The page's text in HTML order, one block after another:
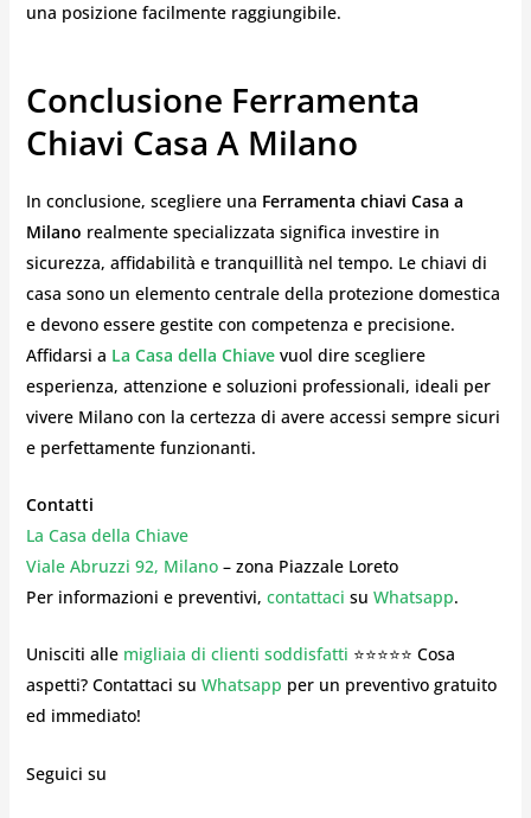
una posizione facilmente raggiungibile.
Conclusione Ferramenta
Chiavi Casa A Milano
In conclusione, scegliere una Ferramenta chiavi Casa a
Milano realmente specializzata significa investire in
sicurezza, affidabilità e tranquillità nel tempo. Le chiavi di
casa sono un elemento centrale della protezione domestica
e devono essere gestite con competenza e precisione.
Affidarsi a La Casa della Chiave vuol dire scegliere
esperienza, attenzione e soluzioni professionali, ideali per
vivere Milano con la certezza di avere accessi sempre sicuri
e perfettamente funzionanti.
Contatti
La Casa della Chiave
Viale Abruzzi 92, Milano– zona Piazzale Loreto
Per informazioni e preventivi, contattaci su Whatsapp.
Unisciti alle migliaia di clienti soddisfatti ⭐⭐⭐⭐⭐ Cosa
aspetti? Contattaci su Whatsapp per un preventivo gratuito
ed immediato!
Seguici su